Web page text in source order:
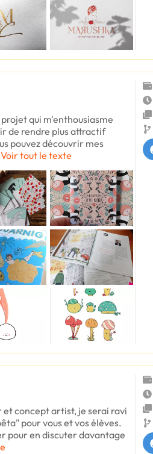
qui m'enthousiasme
de rendre plus attractif
pouvez découvrir mes
Voir tout le texte
concept artist, je serai ravi
pour vous et vos élèves.
pour en discuter davantage